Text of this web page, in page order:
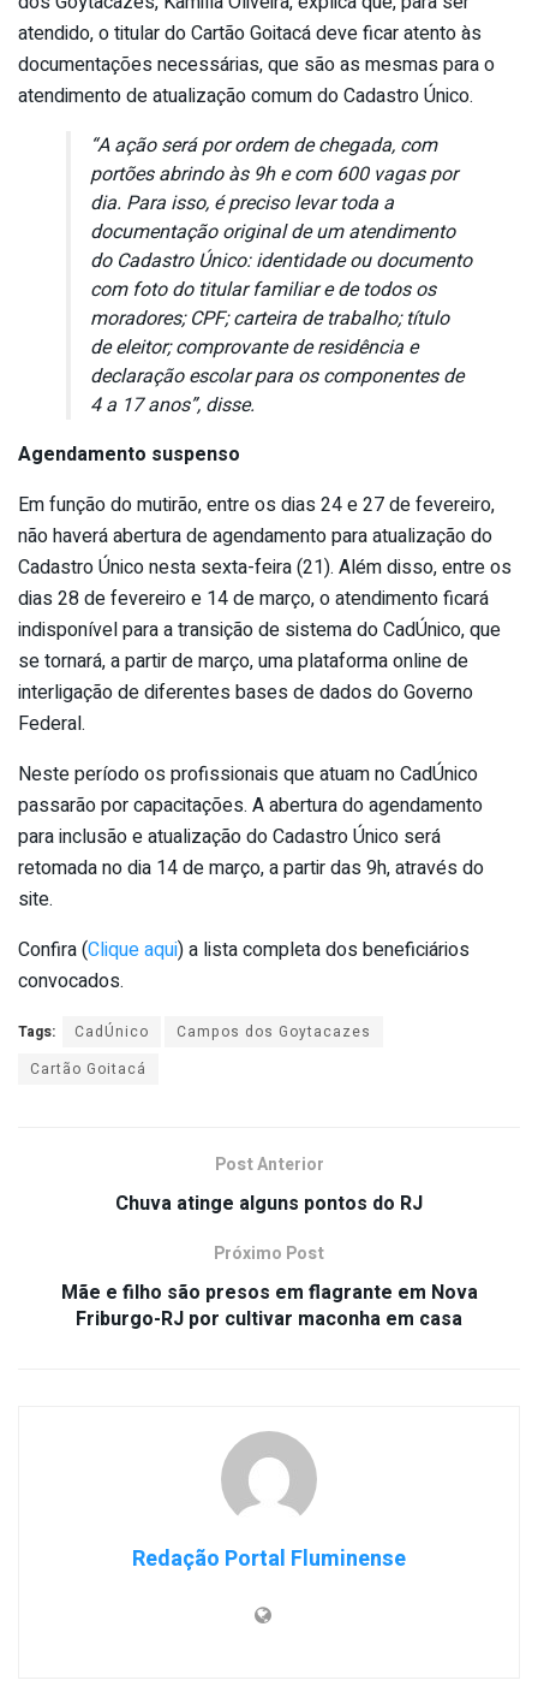
atendido, o titular do Cartão Goitacá deve ficar atento às
documentações necessárias, que são as mesmas para o
atendimento de atualização comum do Cadastro Único.
“A ação será por ordem de chegada, com
portões abrindo às 9h e com 600 vagas por
dia. Para isso, é preciso levar toda a
documentação original de um atendimento
do Cadastro Único: identidade ou documento
com foto do titular familiar e de todos os
moradores; CPF; carteira de trabalho; título
de eleitor; comprovante de residência e
declaração escolar para os componentes de
4 a 17 anos”, disse.
Agendamento suspenso
Em função do mutirão, entre os dias 24 e 27 de fevereiro,
não haverá abertura de agendamento para atualização do
Cadastro Único nesta sexta-feira (21). Além disso, entre os
dias 28 de fevereiro e 14 de março, o atendimento ficará
indisponível para a transição de sistema do CadÚnico, que
se tornará, a partir de março, uma plataforma online de
interligação de diferentes bases de dados do Governo
Federal.
Neste período os profissionais que atuam no CadÚnico
passarão por capacitações. A abertura do agendamento
para inclusão e atualização do Cadastro Único será
retomada no dia 14 de março, a partir das 9h, através do
site.
Confira (Clique aqui) a lista completa dos beneficiários
convocados.
Tags: CadÚnico
Campos dos Goytacazes
Cartão Goitacá
Post Anterior
Chuva atinge alguns pontos do RJ
Próximo Post
Mãe e filho são presos em flagrante em Nova
Friburgo-RJ por cultivar maconha em casa
Redação Portal Fluminense